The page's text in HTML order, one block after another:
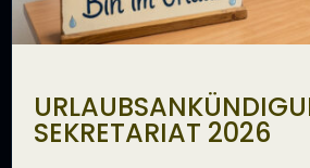
SEKRETARIAT 2026